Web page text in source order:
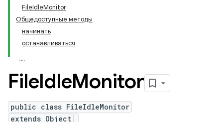
FileIdleMonitor
Общедоступные методы
начинать
останавливаться
FileIdleMonitor
public class FileIdleMonitor
extends Object